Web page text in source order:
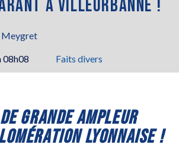
A VILLEURBANNE !
Meygret
08h08 Faits divers
GRANDE AMPLEUR
LYONNAISE !